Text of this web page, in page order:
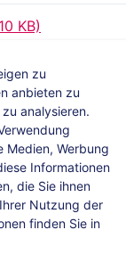
KB)
zu
anbieten zu
analysieren.
Medien, Werbung
Informationen
die Sie ihnen
Nutzung der
finden Sie in